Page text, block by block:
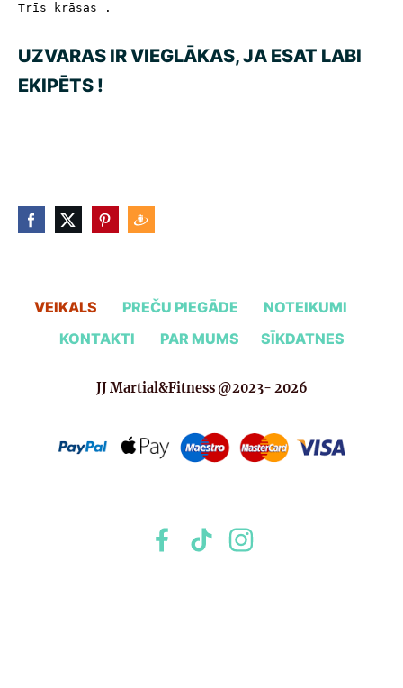
Trīs krāsas .
UZVARAS IR VIEGLĀKAS, JA ESAT LABI
EKIPĒTS !
VEIKALS PREČU PIEGĀDE
NOTEIKUMI
KONTAKTI
PAR MUMS SĪKDATNES
JJ Martial&Fitness @2023- 2026